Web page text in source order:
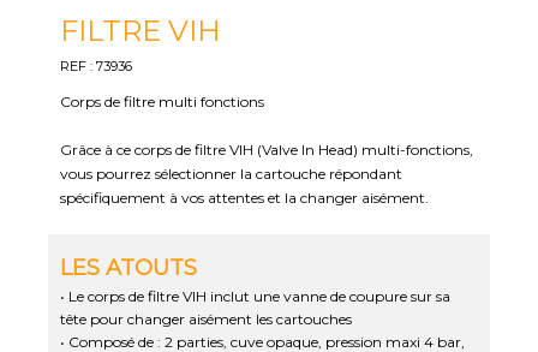
FILTRE VIH
REF : 73936
Corps de filtre multi fonctions
Grâce à ce corps de filtre VIH (Valve In Head) multi-fonctions,
vous pourrez sélectionner la cartouche répondant
spécifiquement à vos attentes et la changer aisément.
LES ATOUTS
• Le corps de filtre VIH inclut une vanne de coupure sur sa
tête pour changer aisément les cartouches
• Composé de : 2 parties, cuve opaque, pression maxi 4 bar,